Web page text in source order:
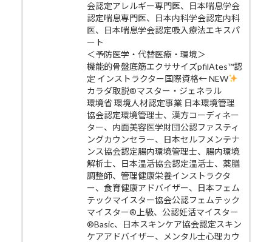
会認定アレルギー専門医、日本喘息学会
認定喘息専門医、日本内科学会認定内科
医、日本喘息学会認定吸入療法エキスパ
ート
＜予防医学・代替医療・環境＞
機能的骨盤底筋エクササイズpfilAtes™認
定 インストラクター国際資格← NEW
カラダ取説®マスター・ジェネラル
環境省 環境人材認定事業 日本環境管理
協会認定環境管理士、漢方コーディネー
ター、内面美容医学財団公認ファスティ
ングカウンセラー、日本セルフメンテナ
ンス協会認定腸内環境管理士、腸内環境
解析士、日本温活協会認定温活士、薬膳
調整師、管理健康栄養インストラクタ
ー、食育健康アドバイザー、日本フェム
テックマイスター協会公認フェムテック
マイスター®上級、公認妊活マイスター
®Basic、日本スキンケア協会認定スキン
ケアアドバイザー、メンタル士心理カウ